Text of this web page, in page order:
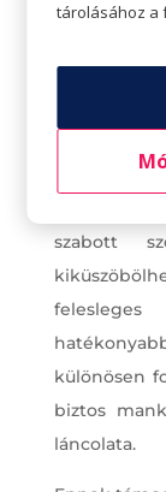
A
szabott
felesleges
különösen
biztos
láncolata.
tárolásához a